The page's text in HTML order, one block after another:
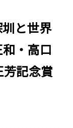
と世界
・高口
記念賞